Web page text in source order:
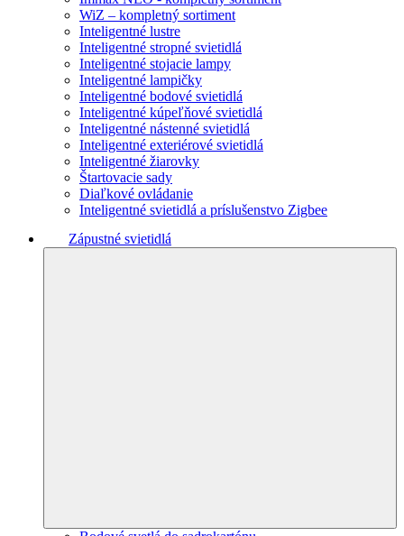
WiZ – kompletný sortiment
Inteligentné lustre
Inteligentné stropné svietidlá
Inteligentné stojacie lampy
Inteligentné lampičky
Inteligentné bodové svietidlá
Inteligentné kúpeľňové svietidlá
Inteligentné nástenné svietidlá
Inteligentné exteriérové svietidlá
Inteligentné žiarovky
Štartovacie sady
Diaľkové ovládanie
Inteligentné svietidlá a príslušenstvo Zigbee
Zápustné svietidlá